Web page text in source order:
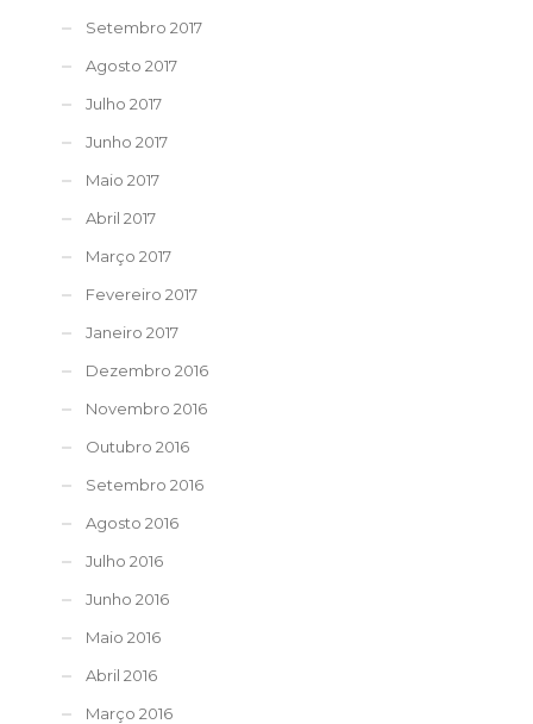
Setembro 2017
Agosto 2017
Julho 2017
Junho 2017
Maio 2017
Abril 2017
Março 2017
Fevereiro 2017
Janeiro 2017
Dezembro 2016
Novembro 2016
Outubro 2016
Setembro 2016
Agosto 2016
Julho 2016
Junho 2016
Maio 2016
Abril 2016
Março 2016